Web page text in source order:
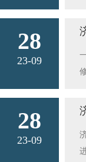
28
23-09
28
23-09